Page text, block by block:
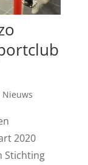
Nieuws
2020
Stichting